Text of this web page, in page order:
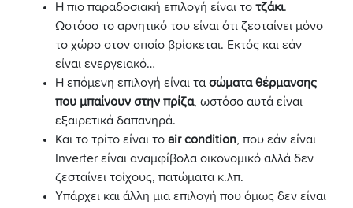
Η πιο παραδοσιακή επιλογή είναι το τζάκι.
Ωστόσο το αρνητικό του είναι ότι ζεσταίνει μόνο
το χώρο στον οποίο βρίσκεται. Εκτός και εάν
είναι ενεργειακό…
Η επόμενη επιλογή είναι τα σώματα θέρμανσης
που μπαίνουν στην πρίζα, ωστόσο αυτά είναι
εξαιρετικά δαπανηρά.
Και το τρίτο είναι το air condition, που εάν είναι
Inverter είναι αναμφίβολα οικονομικό αλλά δεν
ζεσταίνει τοίχους, πατώματα κ.λπ.
Υπάρχει και άλλη μια επιλογή που όμως δεν είναι